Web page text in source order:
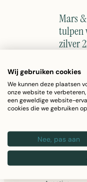
Mars
tulpen
zilver
vaas
van Mars
More.
vaas
voor
Moderne
decoratie
€93,26
BEKIJK
Wij gebruiken cookies
We kunnen deze plaatsen
onze website te
een geweldige website-
cookies die we gebruiken
Nee, pas aan